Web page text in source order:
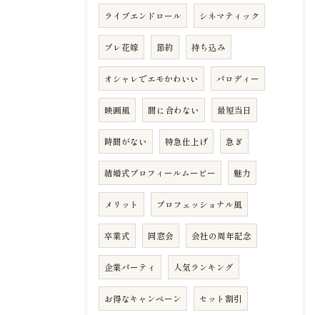
ライブエンドロール シネマティック
プレ花嫁 節約 持ち込み
オシャレでエモかわいい パロディー
映画風 間に合わない 最短当日
時間がない 特急仕上げ 急ぎ
結婚式プロフィールムービー 魅力
メリット プロフェッショナル風
卒業式 同窓会 会社の周年記念
企業パーティ 人気ランキング
お得なキャンペーン セット割引